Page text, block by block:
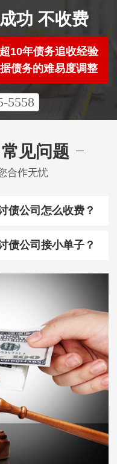
功 不收费
10年债务追收经验
债务的难易度调整
5558
见问题
合作无忧
债公司怎么收费？
债公司接小单子？